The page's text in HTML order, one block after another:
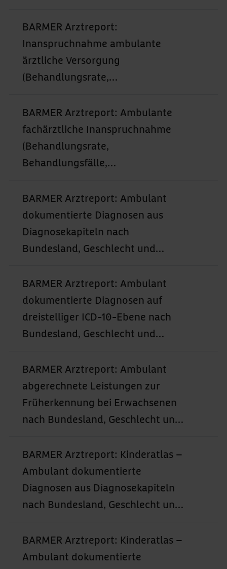
(2008–2023)
BARMER Arztreport:
Inanspruchnahme ambulante
ärztliche Versorgung
(Behandlungsrate,
Behandlungstage,
Behandlungskosten) nach
Bundesland, Geschlecht und
Altersgruppen (2010–2024)
BARMER Arztreport: Ambulante
fachärztliche Inanspruchnahme
(Behandlungsrate,
Behandlungsfälle,
Behandlungskosten) nach
Bundesland, Geschlecht und
Altersgruppen (2010–2024)
BARMER Arztreport: Ambulant
dokumentierte Diagnosen aus
Diagnosekapiteln nach
Bundesland, Geschlecht und
BARMER Arztreport: Ambulant
dokumentierte Diagnosen auf
dreistelliger ICD-10-Ebene nach
Bundesland, Geschlecht und
BARMER Arztreport: Ambulant
abgerechnete Leistungen zur
Früherkennung bei Erwachsenen
nach Bundesland, Geschlecht und
BARMER Arztreport: Kinderatlas –
Ambulant dokumentierte
Diagnosen aus Diagnosekapiteln
nach Bundesland, Geschlecht und
BARMER Arztreport: Kinderatlas –
Ambulant dokumentierte